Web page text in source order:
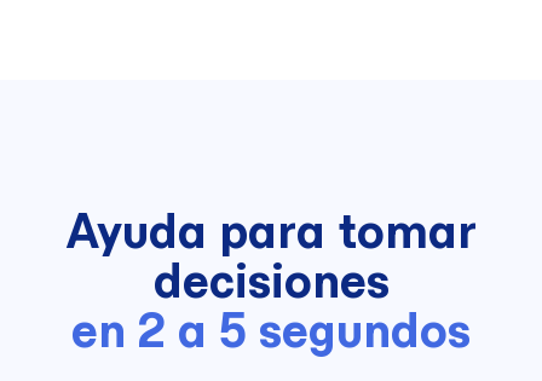
Ayuda para tomar
decisiones
en 2 a 5 segundos